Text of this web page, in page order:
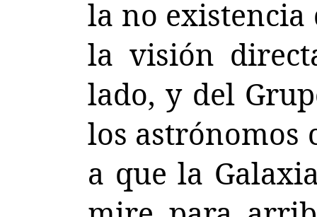
la no existencia
la visión
lado, y del
los astrónomos
a que la